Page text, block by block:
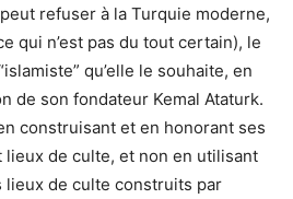
refuser à la Turquie moderne,
qui n’est pas du tout certain), le
qu’elle le souhaite, en
de son fondateur Kemal Ataturk.
construisant et en honorant ses
de culte, et non en utilisant
lieux de culte construits par